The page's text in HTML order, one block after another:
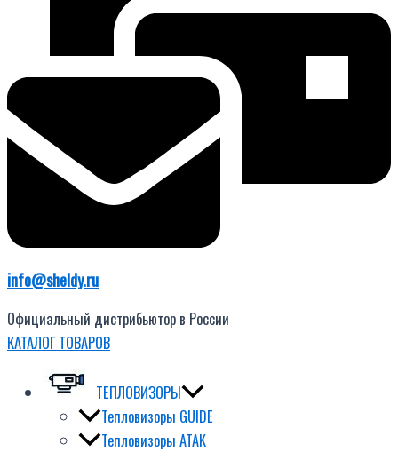
info@sheldy.ru
Официальный дистрибьютор в России
КАТАЛОГ ТОВАРОВ
ТЕПЛОВИЗОРЫ
Тепловизоры GUIDE
Тепловизоры ATAK